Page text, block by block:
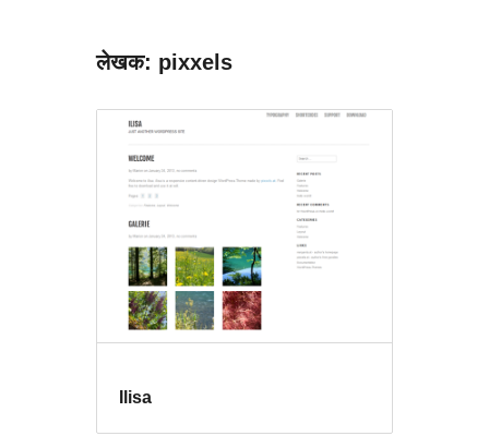
लेखक: pixxels
Ilisa